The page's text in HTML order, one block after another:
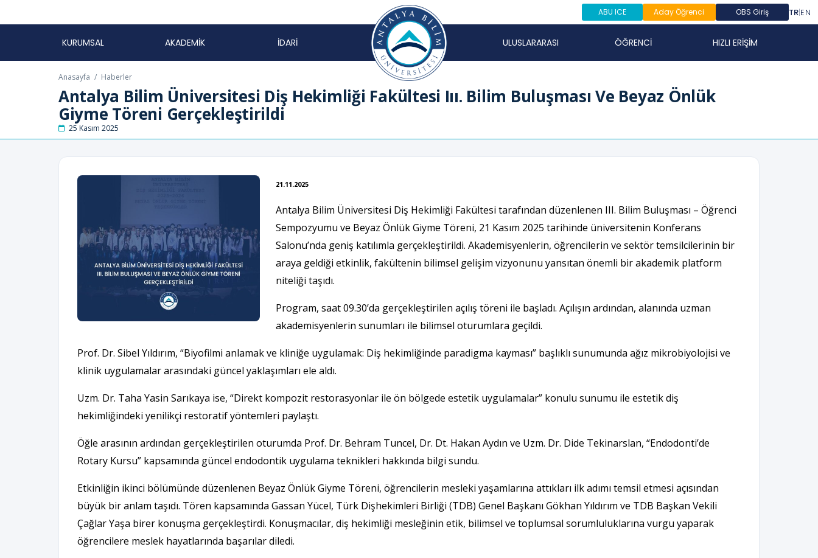
ABU ICE Aday Öğrenci OBS Giriş TR|EN
KURUMSAL AKADEMİK İDARİ ULUSLARARASI ÖĞRENCİ HIZLI ERİŞİM
Anasayfa / Haberler
Antalya Bilim Üniversitesi Diş Hekimliği Fakültesi Iıı. Bilim Buluşması Ve Beyaz Önlük
Giyme Töreni Gerçekleştirildi
25 Kasım 2025
21.11.2025
Antalya Bilim Üniversitesi Diş Hekimliği Fakültesi tarafından düzenlenen III. Bilim Buluşması – Öğrenci
Sempozyumu ve Beyaz Önlük Giyme Töreni, 21 Kasım 2025 tarihinde üniversitenin Konferans
Salonu’nda geniş katılımla gerçekleştirildi. Akademisyenlerin, öğrencilerin ve sektör temsilcilerinin bir
araya geldiği etkinlik, fakültenin bilimsel gelişim vizyonunu yansıtan önemli bir akademik platform
niteliği taşıdı.
Program, saat 09.30’da gerçekleştirilen açılış töreni ile başladı. Açılışın ardından, alanında uzman
akademisyenlerin sunumları ile bilimsel oturumlara geçildi.
Prof. Dr. Sibel Yıldırım, “Biyofilmi anlamak ve kliniğe uygulamak: Diş hekimliğinde paradigma kayması” başlıklı sunumunda ağız mikrobiyolojisi ve
klinik uygulamalar arasındaki güncel yaklaşımları ele aldı.
Uzm. Dr. Taha Yasin Sarıkaya ise, “Direkt kompozit restorasyonlar ile ön bölgede estetik uygulamalar” konulu sunumu ile estetik diş
hekimliğindeki yenilikçi restoratif yöntemleri paylaştı.
Öğle arasının ardından gerçekleştirilen oturumda Prof. Dr. Behram Tuncel, Dr. Dt. Hakan Aydın ve Uzm. Dr. Dide Tekinarslan, “Endodonti’de
Rotary Kursu” kapsamında güncel endodontik uygulama teknikleri hakkında bilgi sundu.
Etkinliğin ikinci bölümünde düzenlenen Beyaz Önlük Giyme Töreni, öğrencilerin mesleki yaşamlarına attıkları ilk adımı temsil etmesi açısından
büyük bir anlam taşıdı. Tören kapsamında Gassan Yücel, Türk Dişhekimleri Birliği (TDB) Genel Başkanı Gökhan Yıldırım ve TDB Başkan Vekili
Çağlar Yaşa birer konuşma gerçekleştirdi. Konuşmacılar, diş hekimliği mesleğinin etik, bilimsel ve toplumsal sorumluluklarına vurgu yaparak
öğrencilere meslek hayatlarında başarılar diledi.